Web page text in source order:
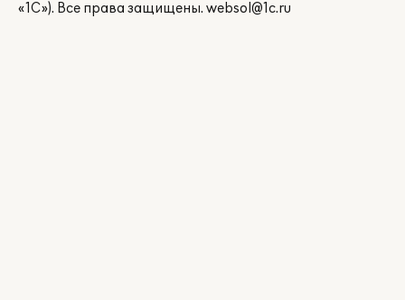
«1С»). Все права защищены. websol@1c.ru